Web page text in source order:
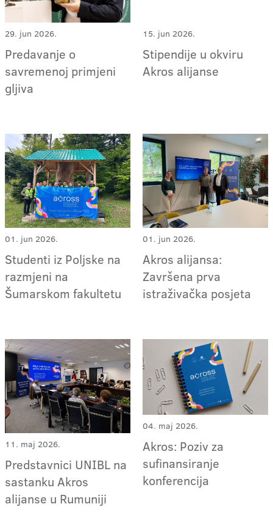
29. jun 2026.
Predavanje o
savremenoj primjeni
gljiva
15. jun 2026.
Stipendije u okviru
Akros alijanse
01. jun 2026.
Studenti iz Poljske na
razmjeni na
Šumarskom fakultetu
01. jun 2026.
Akros alijansa:
Završena prva
istraživačka posjeta
11. maj 2026.
Predstavnici UNIBL na
sastanku Akros
alijanse u Rumuniji
04. maj 2026.
Akros: Poziv za
sufinansiranje
konferencija